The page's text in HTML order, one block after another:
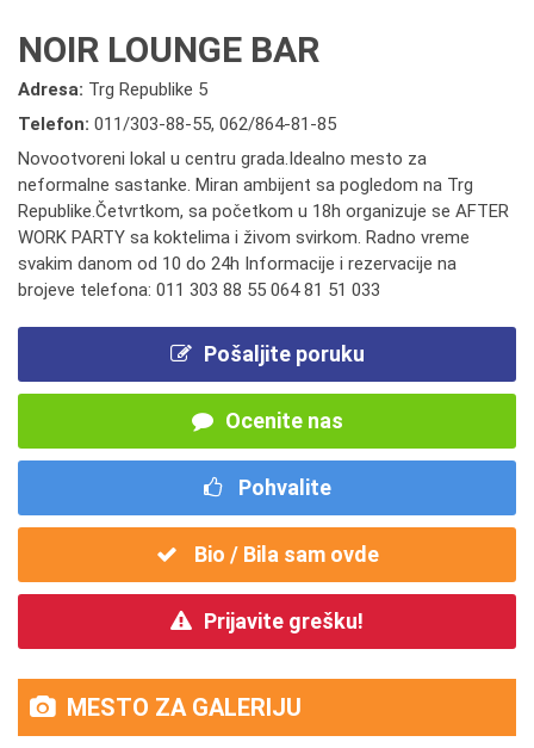
NOIR LOUNGE BAR
Adresa: Trg Republike 5
Telefon: 011/303-88-55, 062/864-81-85
Novootvoreni lokal u centru grada.Idealno mesto za
neformalne sastanke. Miran ambijent sa pogledom na Trg
Republike.Četvrtkom, sa početkom u 18h organizuje se AFTER
WORK PARTY sa koktelima i živom svirkom. Radno vreme
svakim danom od 10 do 24h Informacije i rezervacije na
brojeve telefona: 011 303 88 55 064 81 51 033
Pošaljite poruku
Ocenite nas
Pohvalite
Bio / Bila sam ovde
Prijavite grešku!
MESTO ZA GALERIJU